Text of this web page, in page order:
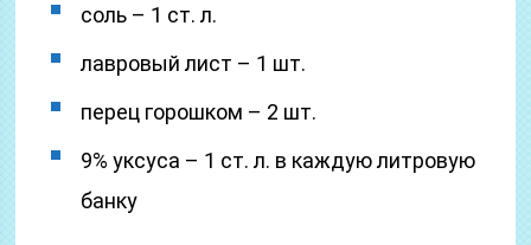
соль – 1 ст. л.
лавровый лист – 1 шт.
перец горошком – 2 шт.
9% уксуса – 1 ст. л. в каждую литровую
банку